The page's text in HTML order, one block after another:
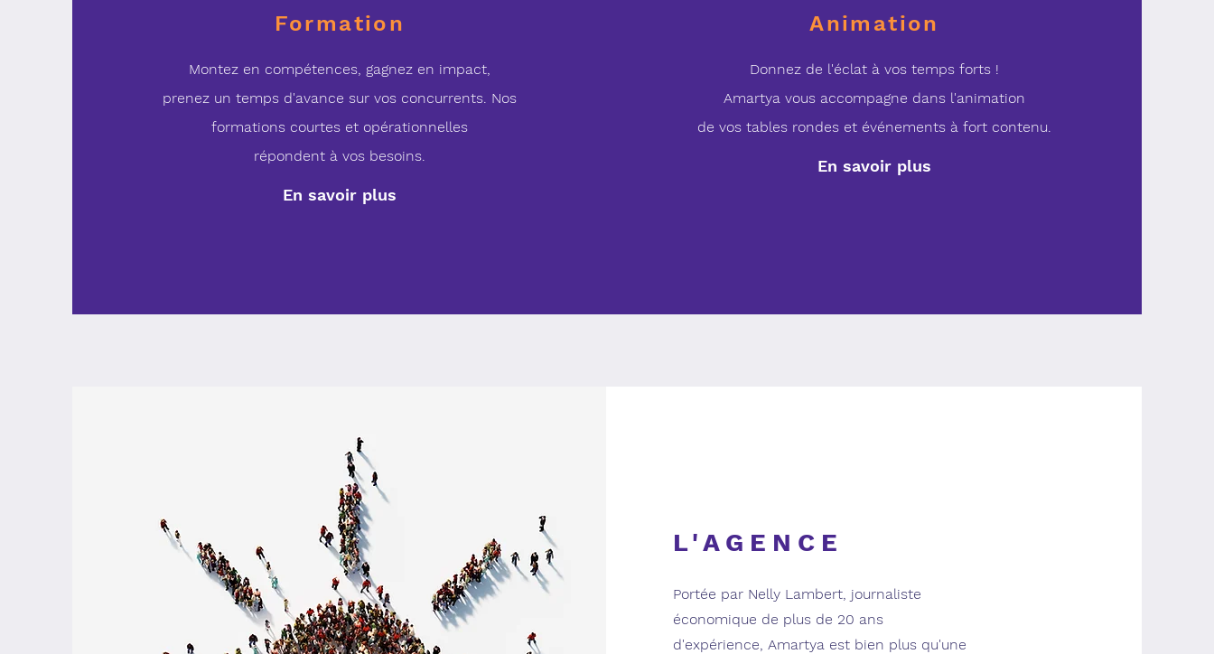
Formation
Montez en compétences, gagnez en impact,
prenez un temps d'avance sur vos concurrents. Nos
formations courtes et opérationnelles
répondent à vos besoins.
En savoir plus
Animation
Donnez de l'éclat à vos temps forts !
Amartya vous accompagne dans l'animation
de vos tables rondes et événements à fort contenu.
En savoir plus
L'AGENCE
Portée par Nelly Lambert, journaliste
économique de plus de 20 ans
d'expérience, Amartya est bien plus qu'une